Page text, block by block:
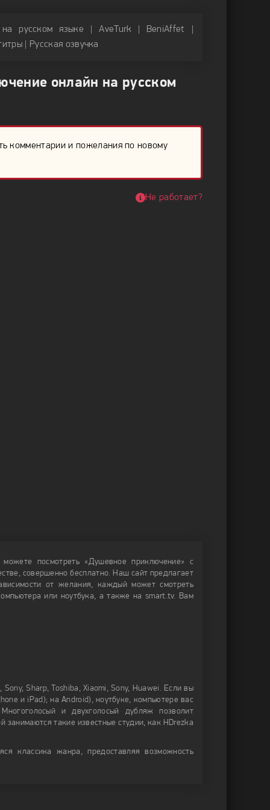
на русском языке | AveTurk | BeniAffet |
| Русская озвучка
онлайн на русском
комментарии и пожелания по новому
Не работает?
посмотреть «Душевное приключение» с
совершенно бесплатно. Наш сайт предлагает
от желания, каждый может смотреть
или ноутбука, а также на smart.tv. Вам
Sharp, Toshiba, Xiaomi, Sony, Huawei. Если вы
и iPad); на Android), ноутбуке, компьютере вас
и двухголосый дубляж позволит
занимаются такие известные студии, как HDrezka
классика жанра, предоставляя возможность